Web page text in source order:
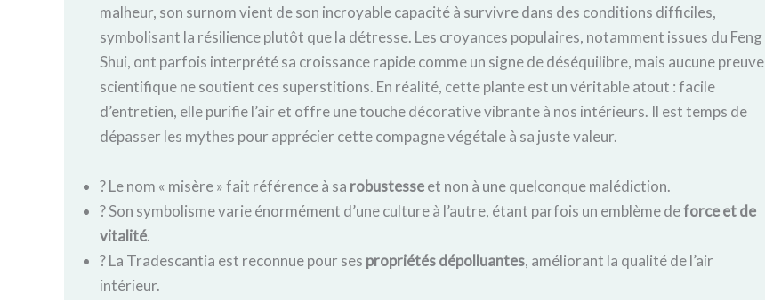
malheur, son surnom vient de son incroyable capacité à survivre dans des conditions difficiles,
symbolisant la résilience plutôt que la détresse. Les croyances populaires, notamment issues du Feng
Shui, ont parfois interprété sa croissance rapide comme un signe de déséquilibre, mais aucune preuve
scientifique ne soutient ces superstitions. En réalité, cette plante est un véritable atout : facile
d’entretien, elle purifie l’air et offre une touche décorative vibrante à nos intérieurs. Il est temps de
dépasser les mythes pour apprécier cette compagne végétale à sa juste valeur.
? Le nom « misère » fait référence à sa robustesseet non à une quelconque malédiction.
? Son symbolisme varie énormément d’une culture à l’autre, étant parfois un emblème deforce et de
vitalité.
? La Tradescantia est reconnue pour ses propriétés dépolluantes, améliorant la qualité de l’air
intérieur.